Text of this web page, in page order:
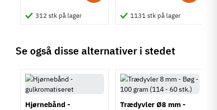
312 stk på lager 1131 stk på lager
Se også disse alternativer i stedet
Hjørnebånd -
Trædyvler Ø8 mm -